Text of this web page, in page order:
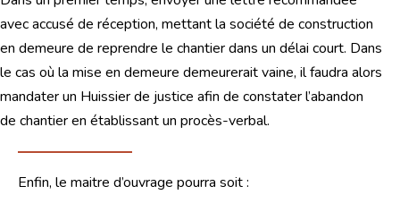
avec accusé de réception, mettant la société de construction
en demeure de reprendre le chantier dans un délai court. Dans
le cas où la mise en demeure demeurerait vaine, il faudra alors
mandater un Huissier de justice afin de constater l’abandon
de chantier en établissant un procès-verbal.
Enfin, le maitre d’ouvrage pourra soit :